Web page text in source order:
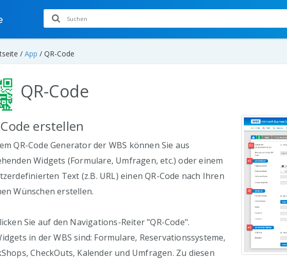
/ App / QR-Code
QR-Code
erstellen
QR-Code Generator der WBS können Sie aus
Widgets (Formulare, Umfragen, etc.) oder einem
Text (z.B. URL) einen QR-Code nach Ihren
Wünschen erstellen.
Sie auf den Navigations-Reiter "QR-Code".
in der WBS sind: Formulare, Reservationssysteme,
CheckOuts, Kalender und Umfragen. Zu diesen